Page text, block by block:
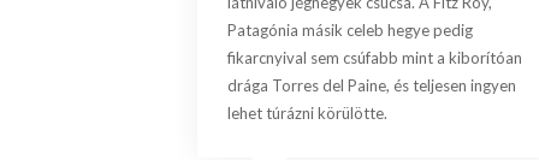
Patagónia másik celeb hegye pedig
fikarcnyival sem csúfabb mint a kiborítóan
drága Torres del Paine, és teljesen ingyen
lehet túrázni körülötte.